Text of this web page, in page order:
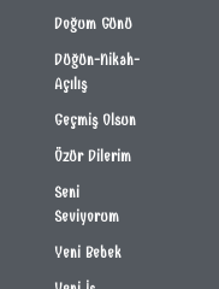
Doğum Günü
Düğün-Nikah-
Açılış
Geçmiş Olsun
Özür Dilerim
Seni
Seviyorum
Yeni Bebek